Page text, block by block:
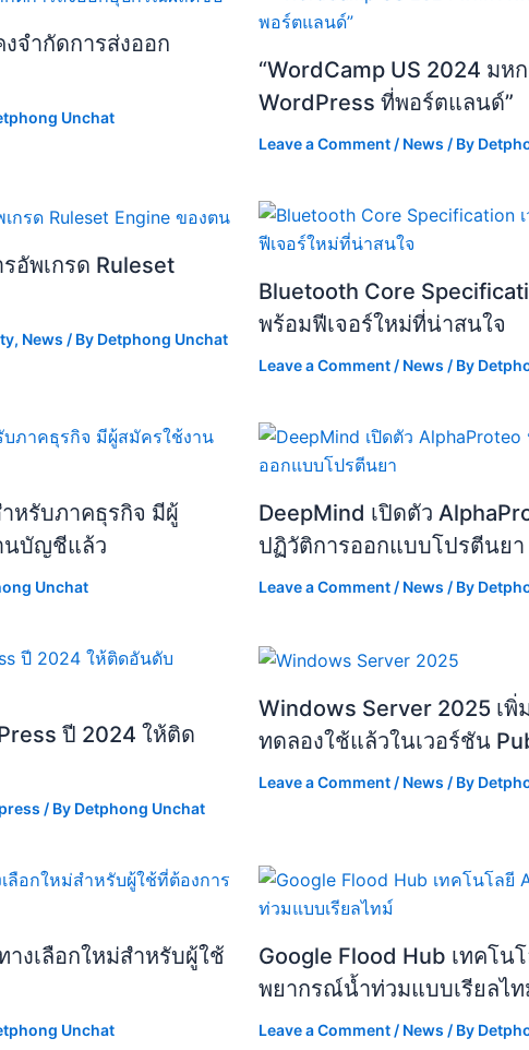
จำกัดการส่งออก
Unchat
“WordCamp US 2024 มห
WordPress ที่พอร์ตแลนด์”
Leave a Comment / News / By
อัพเกรด Ruleset
, News / By Detphong Unchat
Bluetooth Core
พร้อมฟีเจอร์ใหม่ที่น่าสนใจ
Leave a Comment / News / By
หรับภาคธุรกิจ มีผู้
นบัญชีแล้ว
Unchat
DeepMind เปิดตัว
ปฏิวัติการออกแบบโปรตีนยา
Leave a Comment / News / By
ปี 2024 ให้ติด
/ By Detphong Unchat
Windows Server 2025 เพิ่
ทดลองใช้แล้วในเวอร์ชัน
Leave a Comment / News / By
งเลือกใหม่สำหรับผู้ใช้
Unchat
Google Flood Hub เทคโน
พยากรณ์น้ำท่วมแบบเรียลไท
Leave a Comment / News / By